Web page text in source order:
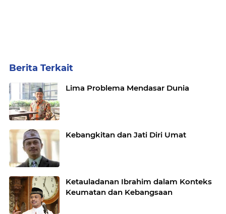
Berita Terkait
Lima Problema Mendasar Dunia
Kebangkitan dan Jati Diri Umat
Ketauladanan Ibrahim dalam Konteks
Keumatan dan Kebangsaan